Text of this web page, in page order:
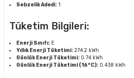
Sebzelik Adedi: 1
Tüketim Bilgileri:
Enerji Sınıfı: E
Yıllık Enerji Tüketimi: 274.2 kWh
Günlük Enerji Tüketimi: 0.74 kWh
Günlük Enerji Tüketimi (16°C): 0.438 kWh